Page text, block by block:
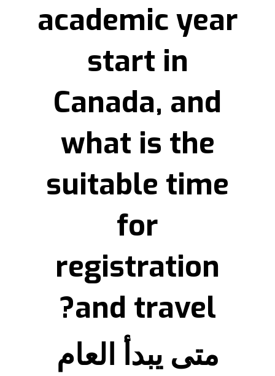
academic year
start in
Canada, and
what is the
suitable time
for
registration
and travel?
متى يبدأ العام